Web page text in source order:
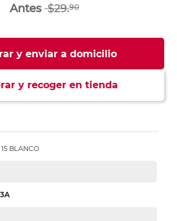
$29.90
y enviar a domicilio
y recoger en tienda
BLANCO